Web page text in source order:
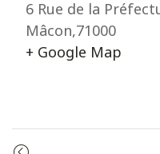
6 Rue de la
Mâcon,71000
+ Google Map
Event